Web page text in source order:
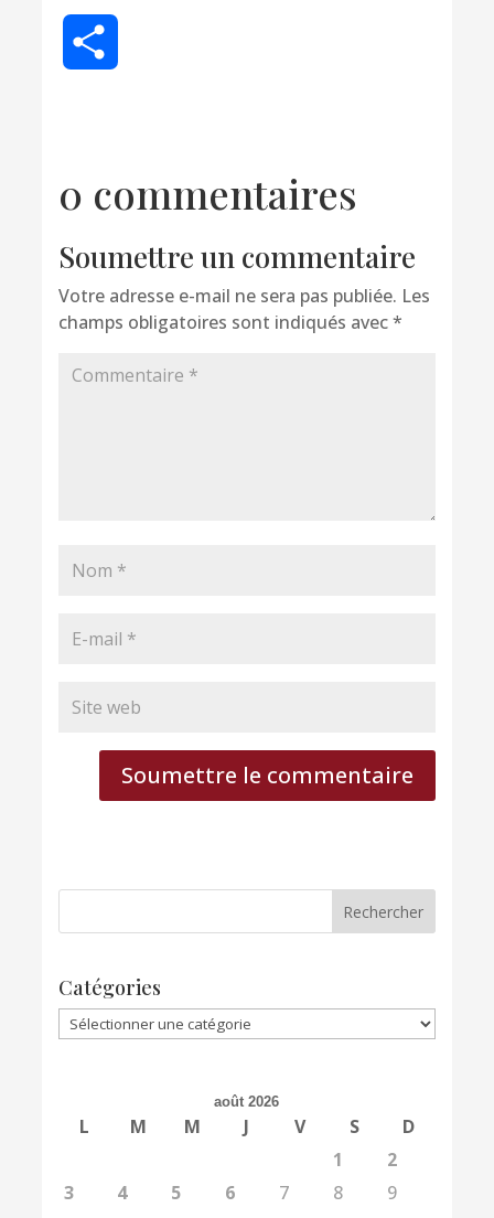
0 commentaires
Soumettre un commentaire
Votre adresse e-mail ne sera pas publiée. Les
champs obligatoires sont indiqués avec*
Soumettre le commentaire
Catégories
Catégories
août 2026
L M M J V S
D
1
2
3
4 5 6 7 8
9